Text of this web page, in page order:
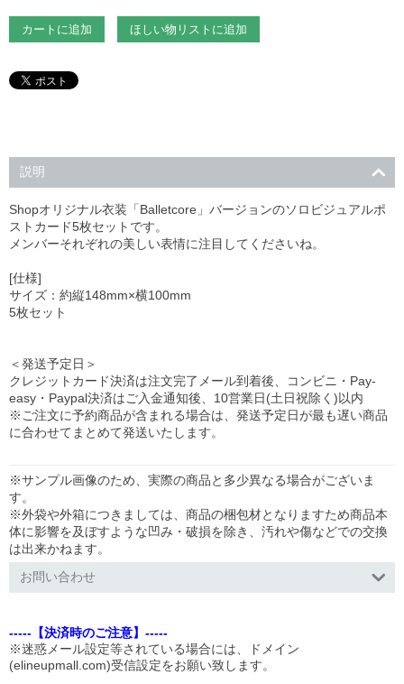
カートに追加 ほしい物リストに追加
説明
Shopオリジナル衣装「Balletcore」バージョンのソロビジュアルポ
ストカード5枚セットです。
メンバーそれぞれの美しい表情に注目してくださいね。
[仕様]
サイズ：約縦148mm×横100mm
5枚セット
＜発送予定日＞
クレジットカード決済は注文完了メール到着後、コンビニ・Pay-
easy・Paypal決済はご入金通知後、10営業日(土日祝除く)以内
※ご注文に予約商品が含まれる場合は、発送予定日が最も遅い商品
に合わせてまとめて発送いたします。
※サンプル画像のため、実際の商品と多少異なる場合がございま
す。
※外袋や外箱につきましては、商品の梱包材となりますため商品本
体に影響を及ぼすような凹み・破損を除き、汚れや傷などでの交換
は出来かねます。
お問い合わせ
-----【決済時のご注意】-----
※迷惑メール設定等されている場合には、ドメイン
(elineupmall.com)受信設定をお願い致します。